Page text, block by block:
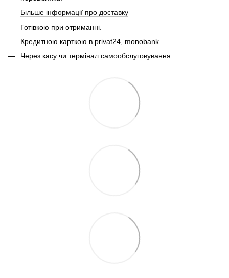
Більше інформації про доставку
Готівкою при отриманні.
Кредитною карткою в privat24, monobank
Через касу чи термінал самообслуговування